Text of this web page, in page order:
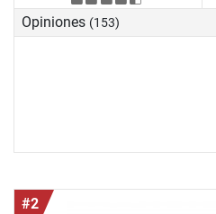
Opiniones (153)
#2